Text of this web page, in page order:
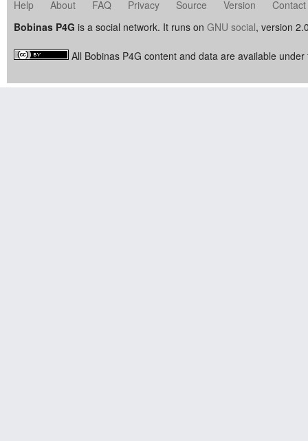
Help About FAQ Privacy Source Version
Contact
Bobinas P4G is a social network. It runs on GNU social, version
All Bobinas P4G content and data are available